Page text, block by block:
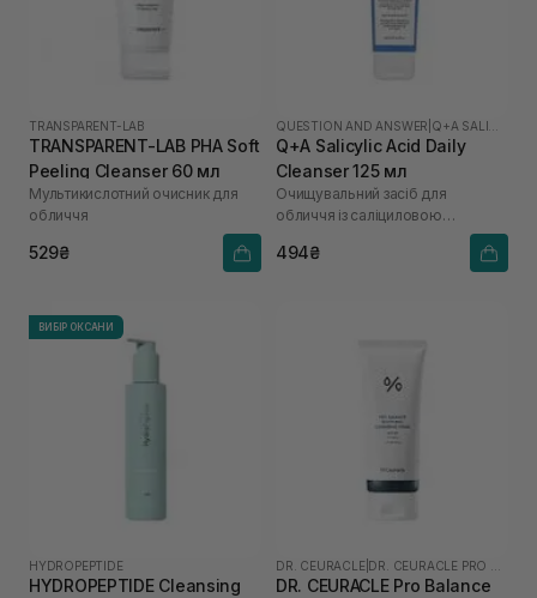
TRANSPARENT-LAB
TRANSPARENT-LAB PHA Soft
Peeling Cleanser 60 мл
Мультикислотний очисник для
обличчя
529₴
QUESTION AND ANSWER
Q+A Salicylic Acid Daily
Cleanser 125 мл
Очищувальний засіб для
обличчя із саліциловою
494₴
ВИБІР ОКСАНИ
HYDROPEPTIDE
HYDROPEPTIDE Cleansing
DR. CEURACLE
DR. CEURACLE Pro Balance